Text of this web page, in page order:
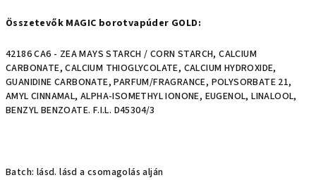
Összetevők MAGIC borotvapúder GOLD:
42186 CA6 - ZEA MAYS STARCH / CORN STARCH, CALCIUM
CARBONATE, CALCIUM THIOGLYCOLATE, CALCIUM HYDROXIDE,
GUANIDINE CARBONATE, PARFUM/FRAGRANCE, POLYSORBATE 21,
AMYL CINNAMAL, ALPHA-ISOMETHYL IONONE, EUGENOL, LINALOOL,
BENZYL BENZOATE. F.I.L. D45304/3
Batch: lásd. lásd a csomagolás alján